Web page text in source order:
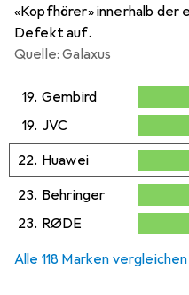
«Kopfhörer» innerhalb
Defekt auf.
Quelle: Galaxus
19. Gembird
19. JVC
22. Huawei
23. Behringer
23. RØDE
Alle 118 Marken vergleichen